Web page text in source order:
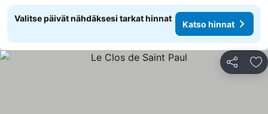
Valitse päivät nähdäksesi tarkat hinnat
Katso hinnat
Jaa